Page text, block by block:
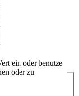
ein oder benutze
oder zu